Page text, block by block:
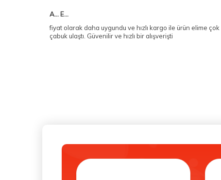
A... E...
fiyat olarak daha uygundu ve hızlı kargo ile ürün elime çok
çabuk ulaştı. Güvenilir ve hızlı bir alışverişti